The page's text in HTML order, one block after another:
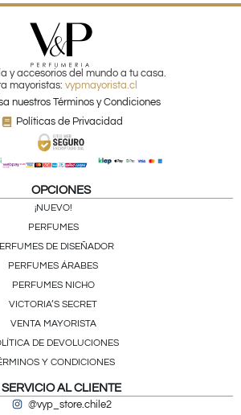
y accesorios del mundo a tu casa.
mayoristas: vypmayorista.cl
nuestros Términos y Condiciones
Políticas de Privacidad
OPCIONES
¡NUEVO!
PERFUMES
DE DISEÑADOR
PERFUMES ÁRABES
PERFUMES NICHO
VICTORIA’S SECRET
VENTA MAYORISTA
DE DEVOLUCIONES
Y CONDICIONES
SERVICIO AL CLIENTE
@vyp_store.chile2